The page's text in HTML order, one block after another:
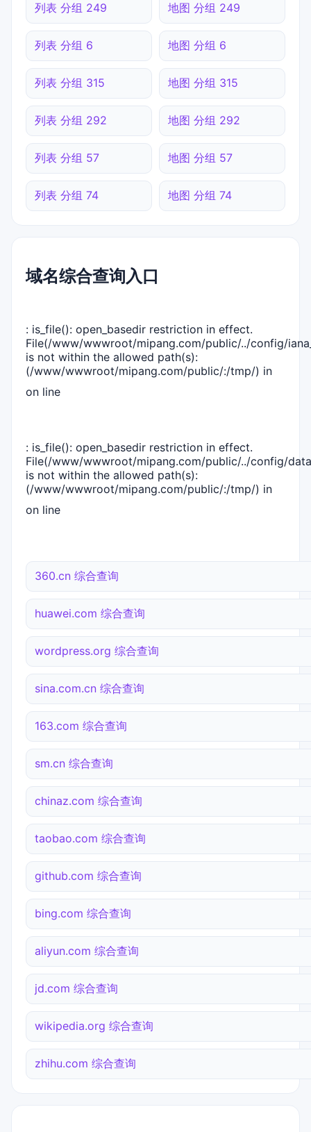
列表 分组 249 地图 分组 249
列表 分组 6 地图 分组 6
列表 分组 315 地图 分组 315
列表 分组 292 地图 分组 292
列表 分组 57 地图 分组 57
列表 分组 74 地图 分组 74
域名综合查询入口
: is_file(): open_basedir restriction in effect.
File(/www/wwwroot/mipang.com/public/../config/
is not within the allowed path(s):
(/www/wwwroot/mipang.com/public/:/tmp/) in
on line
: is_file(): open_basedir restriction in effect.
File(/www/wwwroot/mipang.com/public/../config/
is not within the allowed path(s):
(/www/wwwroot/mipang.com/public/:/tmp/) in
on line
360.cn 综合查询
huawei.com 综合查询
wordpress.org 综合查询
sina.com.cn 综合查询
163.com 综合查询
sm.cn 综合查询
chinaz.com 综合查询
taobao.com 综合查询
github.com 综合查询
bing.com 综合查询
aliyun.com 综合查询
jd.com 综合查询
wikipedia.org 综合查询
zhihu.com 综合查询